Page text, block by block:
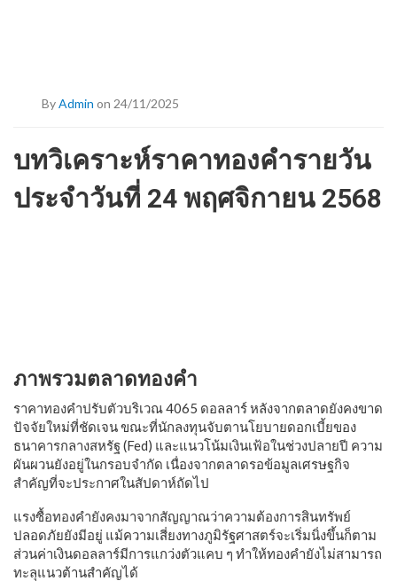
By Admin on 24/11/2025
บทวิเคราะห์ราคาทองคำรายวัน
ประจำวันที่ 24 พฤศจิกายน 2568
ภาพรวมตลาดทองคำ
ราคาทองคำปรับตัวบริเวณ 4065 ดอลลาร์ หลังจากตลาดยังคงขาด
ปัจจัยใหม่ที่ชัดเจน ขณะที่นักลงทุนจับตานโยบายดอกเบี้ยของ
ธนาคารกลางสหรัฐ (Fed) และแนวโน้มเงินเฟ้อในช่วงปลายปี ความ
ผันผวนยังอยู่ในกรอบจำกัด เนื่องจากตลาดรอข้อมูลเศรษฐกิจ
สำคัญที่จะประกาศในสัปดาห์ถัดไป
แรงซื้อทองคำยังคงมาจากสัญญาณว่าความต้องการสินทรัพย์
ปลอดภัยยังมีอยู่ แม้ความเสี่ยงทางภูมิรัฐศาสตร์จะเริ่มนิ่งขึ้นก็ตาม
ส่วนค่าเงินดอลลาร์มีการแกว่งตัวแคบ ๆ ทำให้ทองคำยังไม่สามารถ
ทะลุแนวต้านสำคัญได้